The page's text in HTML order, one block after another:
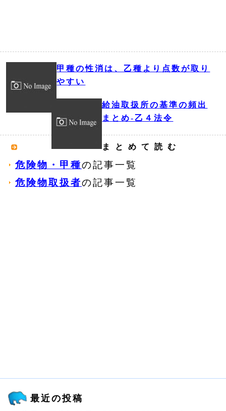
甲種の性消は、乙種より点数が取り
やすい
給油取扱所の基準の頻出
まとめ‐乙４法令
まとめて読む
危険物・甲種の記事一覧
危険物取扱者の記事一覧
最近の投稿